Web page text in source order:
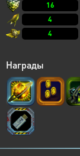
16
4
4
Награды